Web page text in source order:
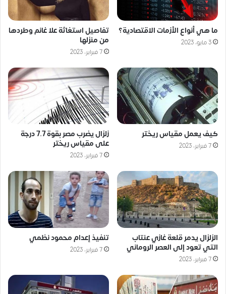
ما هي أنواع الأزمات الاقتصادية؟
3 مايو، 2023
تفاصيل استغاثة علا غانم وطردها
من منزلها
7 فبراير، 2023
كيف يعمل مقياس ريختر
7 فبراير، 2023
زلزال يضرب مصر بقوة 7.7 درجة
على مقياس ريختر
7 فبراير، 2023
الزلزال يدمر قلعة غازي عنتاب
التي تعود إلى العصر الروماني
7 فبراير، 2023
تنفيذ إعدام محمود نظمي
7 فبراير، 2023